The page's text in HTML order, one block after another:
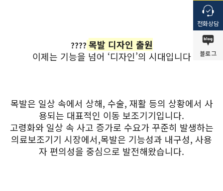
전화상담
블로그
???? 목발 디자인 출원
이제는 기능을 넘어 ‘디자인’의 시대입니다
목발은 일상 속에서 상해, 수술, 재활 등의 상황에서 사
용되는 대표적인 이동 보조기기입니다.
고령화와 일상 속 사고 증가로 수요가 꾸준히 발생하는
의료보조기기 시장에서,목발은 기능성과 내구성, 사용
자 편의성을 중심으로 발전해왔습니다.